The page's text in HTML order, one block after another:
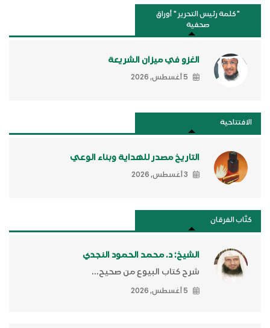
"كلمة رئيس التحرير " أوراق
صحفية
الغزو في ميزان الشريعة
5 أغسطس, 2026
الافتتاحية
التاريخ مصدر للهداية وبناء الوعي
3 أغسطس, 2026
كتَّاب الفرقان
الشيخ: د. محمد الحمود النجدي
شرح كتاب البيوع من صحيح...
5 أغسطس, 2026